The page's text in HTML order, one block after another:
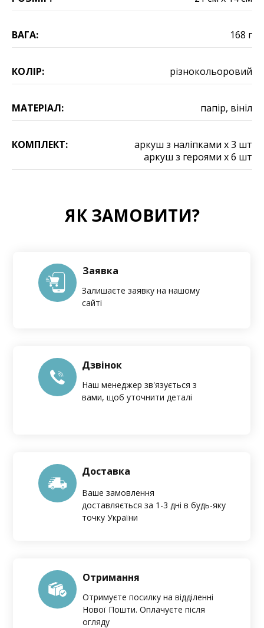
ВАГА: 168 г
КОЛІР: різнокольоровий
МАТЕРІАЛ: папір, вініл
КОМПЛЕКТ:
аркуш з наліпками х 3 шт
аркуш з героями х 6 шт
ЯК ЗАМОВИТИ?
Заявка
Залишаєте заявку на нашому
сайті
Дзвінок
Наш менеджер зв'язується з
вами, щоб уточнити деталі
Доставка
Ваше замовлення
доставляється за 1-3 дні в будь-яку
точку України
Отримання
Отримуєте посилку на відділенні
Нової Пошти. Оплачуєте після
огляду